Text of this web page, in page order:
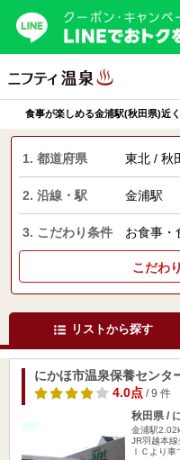
食事が楽しめる金浦駅(秋田県)近
1. 都道府県 東北 / 秋
2. 沿線・駅 金浦駅
3. こだわり条件 お食事・
こだわ
リストから探す
にかほ市温泉保養センタ
4.0点/ 9 件
秋田県 /
金浦駅
JR羽越本
ＩＣより車